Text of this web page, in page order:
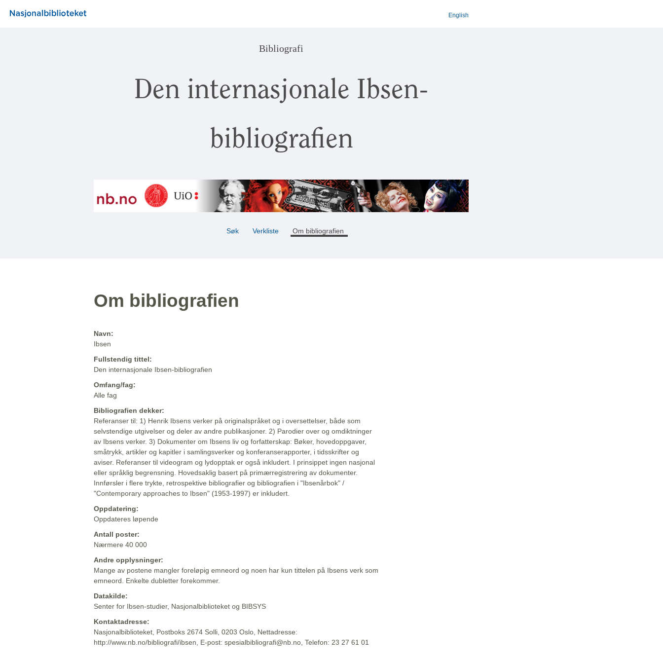
English
Bibliografi
Den internasjonale Ibsen-
bibliografien
Søk Verkliste Om bibliografien
Om bibliografien
Navn:
Ibsen
Fullstendig tittel:
Den internasjonale Ibsen-bibliografien
Omfang/fag:
Alle fag
Bibliografien dekker:
Referanser til: 1) Henrik Ibsens verker på originalspråket og i oversettelser, både som
selvstendige utgivelser og deler av andre publikasjoner. 2) Parodier over og omdiktninger
av Ibsens verker. 3) Dokumenter om Ibsens liv og forfatterskap: Bøker, hovedoppgaver,
småtrykk, artikler og kapitler i samlingsverker og konferanserapporter, i tidsskrifter og
aviser. Referanser til videogram og lydopptak er også inkludert. I prinsippet ingen nasjonal
eller språklig begrensning. Hovedsaklig basert på primærregistrering av dokumenter.
Innførsler i flere trykte, retrospektive bibliografier og bibliografien i "Ibsenårbok" /
"Contemporary approaches to Ibsen" (1953-1997) er inkludert.
Oppdatering:
Oppdateres løpende
Antall poster:
Nærmere 40 000
Andre opplysninger:
Mange av postene mangler foreløpig emneord og noen har kun tittelen på Ibsens verk som
emneord. Enkelte dubletter forekommer.
Datakilde:
Senter for Ibsen-studier, Nasjonalbiblioteket og BIBSYS
Kontaktadresse:
Nasjonalbiblioteket, Postboks 2674 Solli, 0203 Oslo, Nettadresse:
http://www.nb.no/bibliografi/ibsen, E-post: spesialbibliografi@nb.no, Telefon: 23 27 61 01